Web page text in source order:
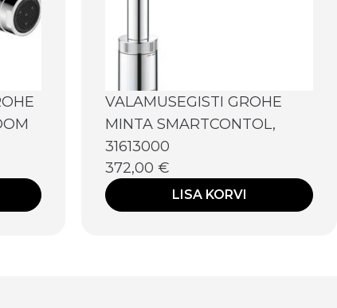
VALAMUSEGISTI GROHE
MINTA SMARTCONTOL,
31613000
372,00 €
LISA KORVI